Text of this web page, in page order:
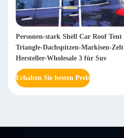
Personen-stark Shell Car Roof Tent
Triangle-Dachspitzen-Markisen-Zelt
Hersteller-Wholesale 3 für Suv
Erhalten Sie besten Preis